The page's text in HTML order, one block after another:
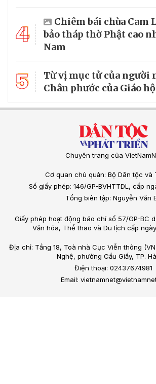
4
Chiêm bái chùa Cam
bảo tháp thờ Phật cao
Nam
5
Từ vị mục tử của người
Chân phước của Giáo
Chuyên trang của
Cơ quan chủ quản: Bộ Dân tộc và
Số giấy phép: 146/GP-BVHTTDL, cấp
Tổng biên tập: Nguyễn Văn
Giấy phép hoạt động báo chí số 57/GP-BC
Văn hóa, Thể thao và Du lịch cấp
Địa chỉ: Tầng 18, Toà nhà Cục Viễn thông
Nghệ, phường Cầu Giấy, TP.
Điện thoại: 02437674981
Email: